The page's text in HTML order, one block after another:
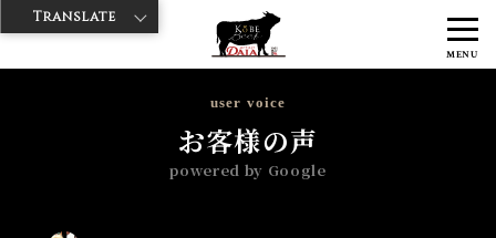
MENU
神戸牛ダイヤ > 神戸牛ダイア グランスタ八重洲店 Googleレビュー
user voice
お客様の声
powered by Google
Translate